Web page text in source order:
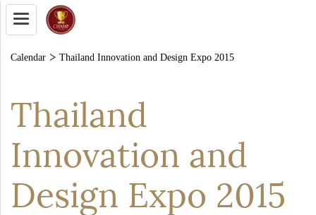
Calendar > Thailand Innovation and Design Expo 2015
Thailand
Innovation and
Design Expo 2015